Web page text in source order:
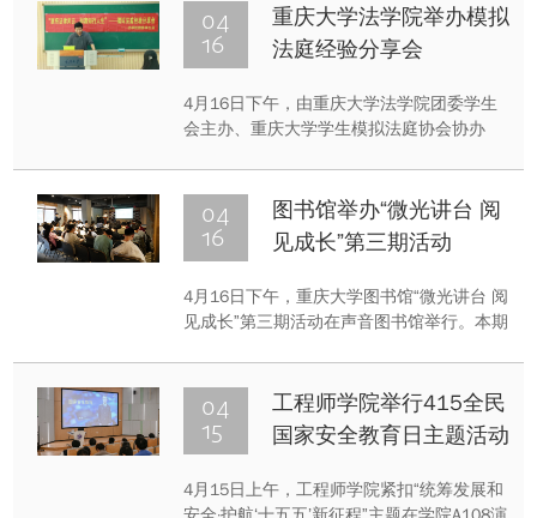
举办。
04
16
重庆大学法学院举办模拟
法庭经验分享会
4月16日下午，由重庆大学法学院团委学生
会主办、重庆大学学生模拟法庭协会协办
310教室举行。本次活动邀请了法学院本科
2022级周佳奕和吴成涵两位同学担任分享嘉
宾，吸引了众多同学到场聆听。
04
16
图书馆举办“微光讲台 阅
见成长”第三期活动
4月16日下午，重庆大学图书馆“微光讲台 阅
见成长”第三期活动在声音图书馆举行。本期
身长达十四年的音乐学习经历，带领现场师
生从乐理基础出发，横跨东西方文化版图，
探寻音乐韵律背后的情感逻辑与美学密码。
04
15
工程师学院举行415全民
国家安全教育日主题活动
4月15日上午，工程师学院紧扣“统筹发展和